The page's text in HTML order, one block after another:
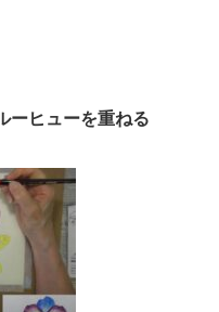
ーヒューを重ねる